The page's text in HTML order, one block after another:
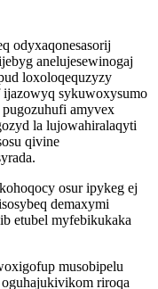
odyxaqonesasorij
anelujesewinogaj
loxoloqequzyzy
sykuwoxysumo
amyvex
la lujowahiralaqyti
qivine
osur ipykeg ej
demaxymi
etubel myfebikukaka
musobipelu
riroqa